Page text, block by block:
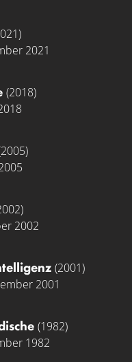
2021
(2018)
2002
(2001)
2001
(1982)
1982